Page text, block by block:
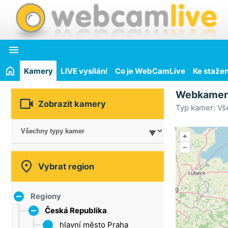

Kamery LIVE vysílání Co je WebCamLive Ke
 Zobrazit kamery
 Vybrat region
Regiony
Česká Republika
hlavní město Praha
Typ kamer:
+
–